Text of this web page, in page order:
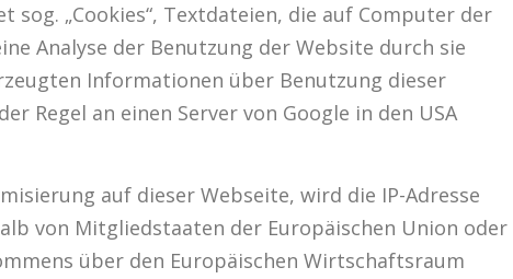
sog. „Cookies“, Textdateien, die auf Computer der
Analyse der Benutzung der Website durch sie
Informationen über Benutzung dieser
Regel an einen Server von Google in den USA
auf dieser Webseite, wird die IP-Adresse
von Mitgliedstaaten der Europäischen Union oder
über den Europäischen Wirtschaftsraum